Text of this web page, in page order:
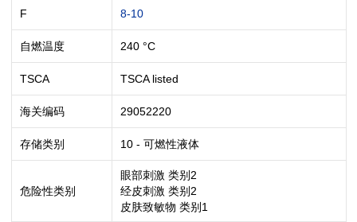
F 8-10
自燃温度 240 °C
TSCA TSCA listed
海关编码 29052220
存储类别 10 - 可燃性液体
危险性类别
眼部刺激 类别2
经皮刺激 类别2
皮肤致敏物 类别1